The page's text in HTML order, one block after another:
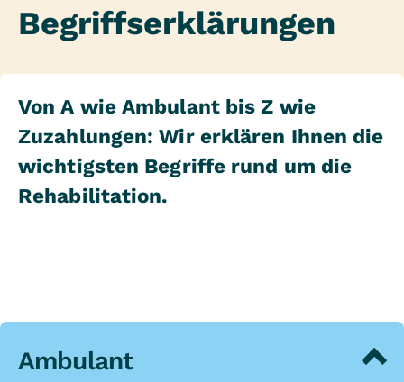
Begriffserklärungen
Von A wie Ambulant bis Z wie
Zuzahlungen: Wir erklären Ihnen die
wichtigsten Begriffe rund um die
Rehabilitation.
Ambulant